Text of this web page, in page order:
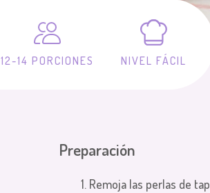
12-14 PORCIONES NIVEL FÁCIL
Preparación
1. Remoja las perlas de